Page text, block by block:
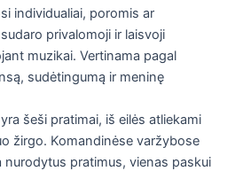
individualiai, poromis ar
privalomoji ir laisvoji
muzikai. Vertinama pagal
sudėtingumą ir meninę
šeši pratimai, iš eilės atliekami
žirgo. Komandinėse varžybose
nurodytus pratimus, vienas paskui